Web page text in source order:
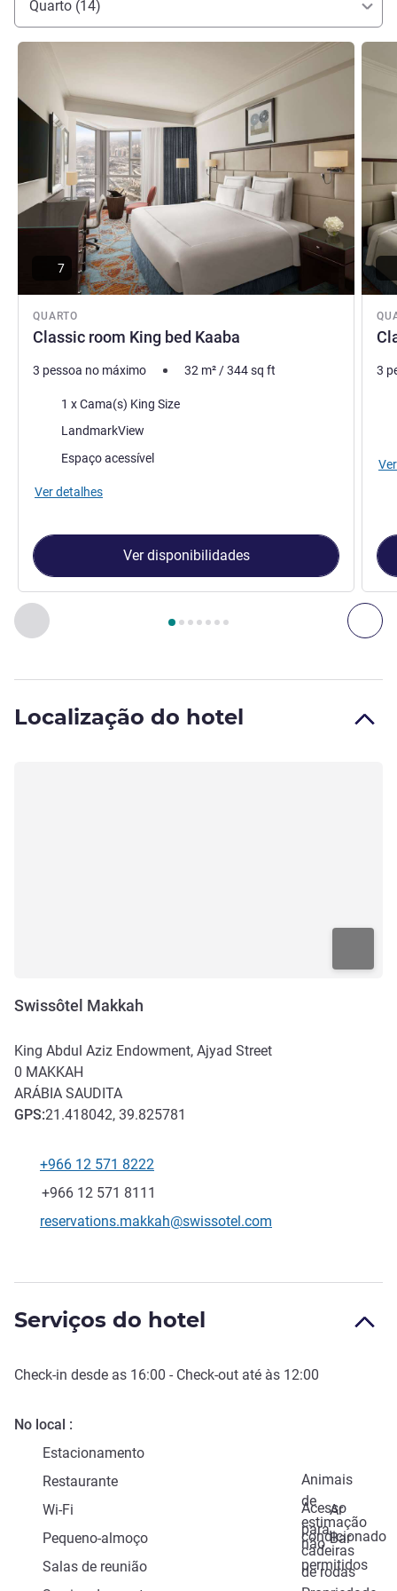
Quarto (14)
Anterior - Quarto
Página , Quarto 1 : Classic room King bed Kaaba ,
QUARTO
Classic room King bed Kaaba
Ver detalhes
7
3 pessoa no máximo 32 m²/344sq ft
Cama1 x Cama(s) King Size
Vistas:LandmarkView
Espaço acessível
Ver detalhes
Ver disponibilidades
Ver
3
Localização do hotel
Swissôtel Makkah
King Abdul Aziz Endowment, Ajyad Street
0 MAKKAH
ARÁBIA SAUDITA
GPS:21.418042, 39.825781
Telefone
+966 12 571 8222
Fax
+966 12 571 8111
E-mail de contacto
reservations.makkah@swissotel.com
Serviços do hotel
Check-in desde as 16:00 - Check-out até às 12:00
No local
Estacionamento
Animais
de
estimação
não
permitidos
Restaurante
Acesso
para
cadeiras
de rodas
Wi-Fi
Ar
condicionado
Pequeno-almoço
Bar
Salas de reunião